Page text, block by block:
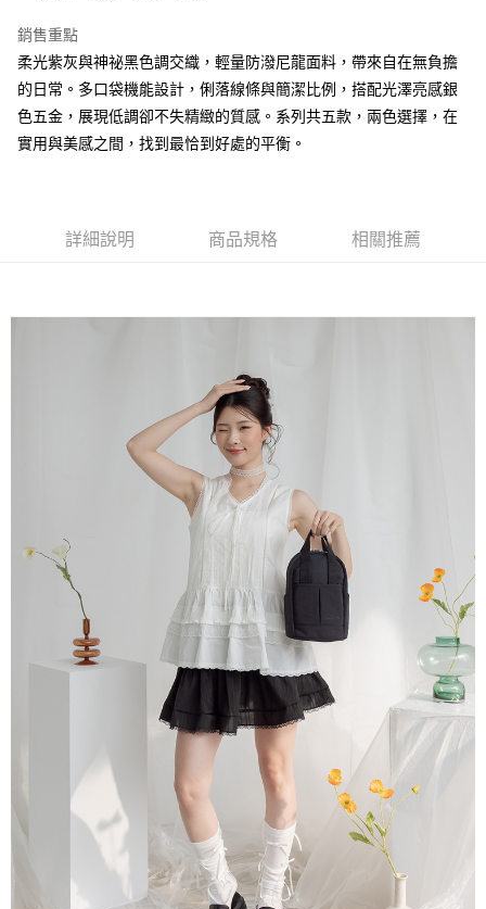
AFTEE先享後付
相關說明
AFTEE先享後付是「在收到商品之後才付款」的支付方式。 讓您購物簡單
便利好安心！
１．簡單：不需註冊會員、不需綁卡、不需儲值。
２．便利：只要手機號碼，簡訊認證，即可結帳。
１．於結帳方式選擇「AFTEE先享後付」後，將跳轉至「AFTEE先享後付」
結帳頁面，進行簡訊認證並確認金額後，即可完成結帳。
※ 交易是否成功請以「AFTEE先享後付 」之結帳頁面顯示為準，若有關於
是否繳費成功／繳費後需取消欲退款等相關疑問，請聯繫「AFTEE先享後付
https://netprotections.freshdesk.com/support/home
１．透過由恩沛科技股份有限公司提供之「AFTEE先享後付」服務完成之交
易，需依本服務之必要範圍內提供個人資料，並將交易相關給付款項請求債
權轉讓予恩沛科技股份有限公司。
２．關於個人資料處理事宜，請瀏覽以下網址：
https://aftee.tw/terms/#terms3
３．未成年的使用者請事先徵得法定代理人或監護人之同意方可使用
「AFTEE先享後付」，若未經同意申辦者引起之損失，本公司不負相關責
４．使用「AFTEE先享後付」時，將依據個別帳號之用戶狀況，依本公司即
時審查核予不同之上限額度；若仍有額度不足之情形，本公司將視審查結果
５．嚴禁一人註冊多個帳號或使用他人資訊註冊。若發現惡意使用之情形，
恩沛科技股份有限公司將有權停止該用戶之使用額度並採取法律行動。
ATM付款
運送方式
7-11取貨付款
宅配
銷售重點
柔光紫灰與神祕黑色調交織，輕量防潑尼龍面料，帶來自在無負擔
的日常。多口袋機能設計，俐落線條與簡潔比例，搭配光澤亮感銀
色五金，展現低調卻不失精緻的質感。系列共五款，兩色選擇，在
實用與美感之間，找到最恰到好處的平衡。
詳細說明 商品規格 相關推薦